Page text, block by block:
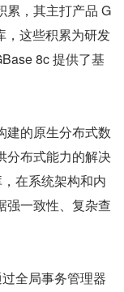
累，其主打产品 G
，这些积累为研发
8c 提供了基
建的原生分布式数
分布式能力的解决
在系统架构和内
强一致性、复杂查
全局事务管理器